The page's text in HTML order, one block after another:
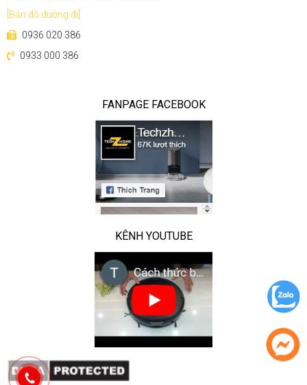
Công nghệ AIVI 3.0 trên Deebot T10
Chíp xử lý với sức mạnh tăng vọt
Chip sử dụng cho Deebot T10 được trang bị AI chuyên
dụng để phù hợp với thuật toán hàng đầu của Ecovacs,
mang lại khả năng cải thiện sức mạnh tính toán theo cấp số
nhân và khả năng sử lý hình ảnh siêu việt
- Cải thiện độ chính xác nhận dạng 20%
- Tăng 16 lần sức mạnh tính toán
- Top 5 AI sức mạnh tính toán
- Tốc độ nhận dạng nhanh hơn 20 lần
[Bản đồ đường đi]
0936 020 386
0933 000 386
FANPAGE FACEBOOK
KÊNH YOUTUBE